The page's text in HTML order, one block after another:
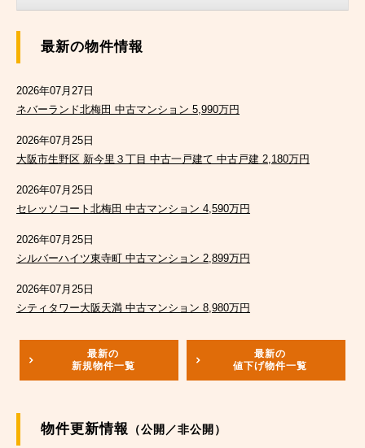
最新の物件情報
2026年07月27日
ネバーランド北梅田 中古マンション 5,990万円
2026年07月25日
大阪市生野区 新今里３丁目 中古一戸建て 中古戸建 2,180万円
2026年07月25日
セレッソコート北梅田 中古マンション 4,590万円
2026年07月25日
シルバーハイツ東寺町 中古マンション 2,899万円
2026年07月25日
シティタワー大阪天満 中古マンション 8,980万円
最新の
新規物件一覧
最新の
値下げ物件一覧
物件更新情報 （公開／非公開）